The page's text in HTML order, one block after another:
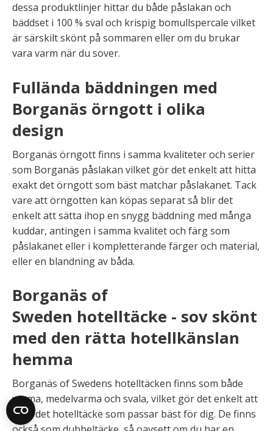
dessa produktlinjer hittar du både påslakan och
bäddset i 100 % sval och krispig bomullspercale vilket
är särskilt skönt på sommaren eller om du brukar
vara varm när du sover.
Fullända bäddningen med
Borganäs örngott i olika
design
Borganäs örngott finns i samma kvaliteter och serier
som Borganäs påslakan vilket gör det enkelt att hitta
exakt det örngott som bäst matchar påslakanet. Tack
vare att örngotten kan köpas separat så blir det
enkelt att sätta ihop en snygg bäddning med många
kuddar, antingen i samma kvalitet och färg som
påslakanet eller i kompletterande färger och material,
eller en blandning av båda.
Borganäs of
Sweden hotelltäcke - sov skönt
med den rätta hotellkänslan
hemma
Borganäs of Swedens hotelltäcken finns som både
varma, medelvarma och svala, vilket gör det enkelt att
välja det hotelltäcke som passar bäst för dig. De finns